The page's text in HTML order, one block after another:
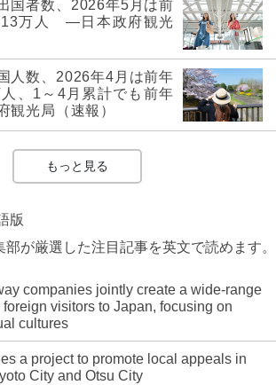
国者数、2026年5月は前
万人 ―日本政府観光
人数、2026年4月は前年
、1～4月累計でも前年
光局（速報）
もっと見る
版
部が厳選した注目記事を英文で読めます。
companies jointly create a wide-range
visitors to Japan, focusing on
cultures
a project to promote local appeals in
City and Otsu City